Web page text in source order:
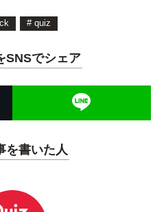
# quiz
SNSでシェア
を書いた人